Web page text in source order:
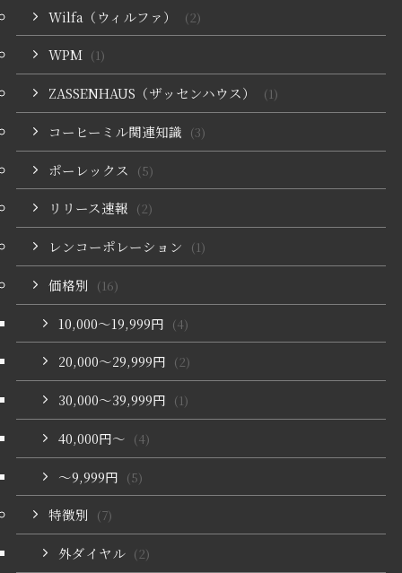
Wilfa（ウィルファ） (2)
WPM (1)
ZASSENHAUS（ザッセンハウス） (1)
コーヒーミル関連知識 (3)
ポーレックス (5)
リリース速報 (2)
レンコーポレーション (1)
価格別 (16)
10,000〜19,999円 (4)
20,000〜29,999円 (2)
30,000〜39,999円 (1)
40,000円〜 (4)
〜9,999円 (5)
特徴別 (7)
外ダイヤル (2)